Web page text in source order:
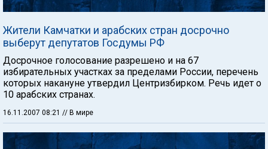
Жители Камчатки и арабских стран досрочно
выберут депутатов Госдумы РФ
Досрочное голосование разрешено и на 67
избирательных участках за пределами России, перечень
которых накануне утвердил Центризбирком. Речь идет о
10 арабских странах.
16.11.2007 08:21 // В мире